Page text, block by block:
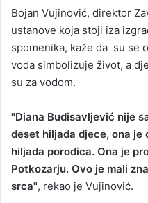
Bojan Vujinović, direktor
ustanove koja stoji iza
spomenika, kaže da su se
voda simbolizuje život, a
su za vodom.
"Diana Budisavljević nije
deset hiljada djece, ona
hiljada porodica. Ona je
Potkozarju. Ovo je mali
srca", rekao je Vujinović.